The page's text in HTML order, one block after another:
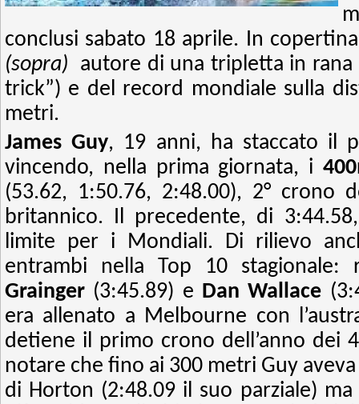
conclusi sabato 18 aprile. In
(sopra)
autore di una tripletta in rana
trick”) e del record mondiale sulla
metri.
James Guy, 19 anni, ha staccato il
vincendo, nella prima giornata, i
(53.62, 1:50.76, 2:48.00), 2° crono
britannico. Il precedente, di
limite per i Mondiali. Di rilievo
entrambi nella Top 10 stagionale:
Grainger (3:45.89) e Dan Wallace
era allenato a Melbourne con
detiene il primo crono dell’anno dei
notare che fino ai 300 metri Guy
di Horton (2:48.09 il suo parziale) ma